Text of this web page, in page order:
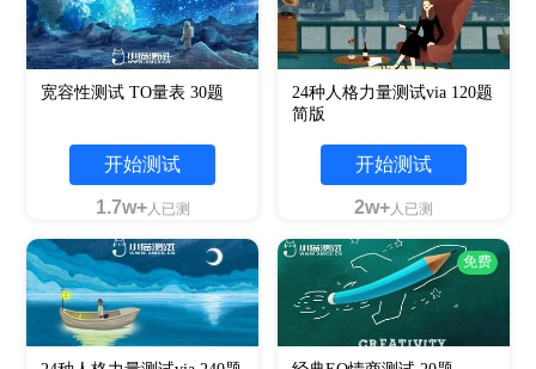
宽容性测试 TO量表 30题
开始测试
1.7w+人已测
24种人格力量测试via 120题
简版
开始测试
2w+人已测
免费